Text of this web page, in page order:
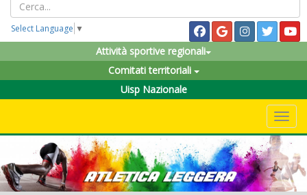
Select Language ▼
Attività sportive regionali
Comitati territoriali
Uisp Nazionale